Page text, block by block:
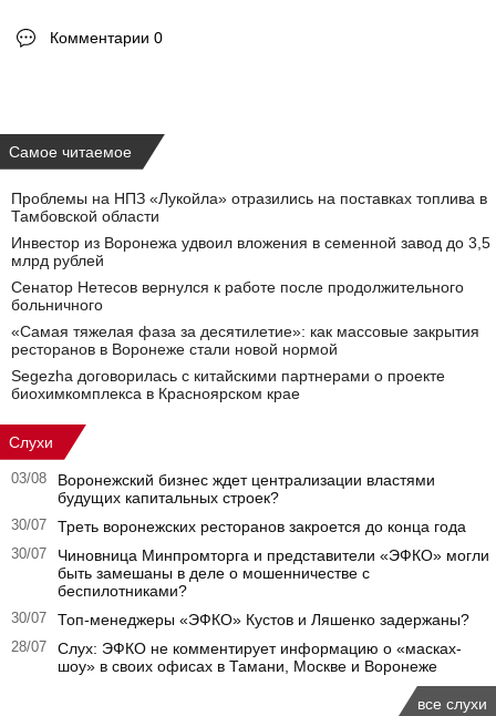
Комментарии 0
Самое читаемое
Проблемы на НПЗ «Лукойла» отразились на поставках топлива в
Тамбовской области
Инвестор из Воронежа удвоил вложения в семенной завод до 3,5
млрд рублей
Сенатор Нетесов вернулся к работе после продолжительного
больничного
«Самая тяжелая фаза за десятилетие»: как массовые закрытия
ресторанов в Воронеже стали новой нормой
Segezha договорилась с китайскими партнерами о проекте
биохимкомплекса в Красноярском крае
Слухи
03/08
Воронежский бизнес ждет централизации властями
будущих капитальных строек?
30/07 Треть воронежских ресторанов закроется до конца года
30/07
Чиновница Минпромторга и представители «ЭФКО» могли
быть замешаны в деле о мошенничестве с
беспилотниками?
30/07 Топ-менеджеры «ЭФКО» Кустов и Ляшенко задержаны?
28/07
Слух: ЭФКО не комментирует информацию о «масках-
шоу» в своих офисах в Тамани, Москве и Воронеже
все слухи